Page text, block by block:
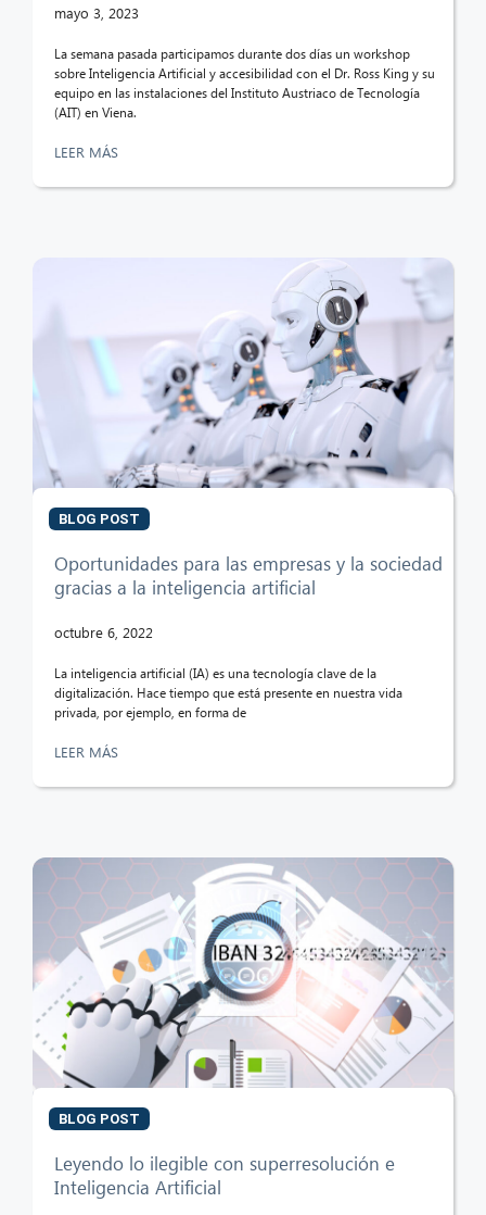
mayo 3, 2023
La semana pasada participamos durante dos días un workshop
sobre Inteligencia Artificial y accesibilidad con el Dr. Ross King y su
equipo en las instalaciones del Instituto Austriaco de Tecnología
(AIT) en Viena.
LEER MÁS
BLOG POST
Oportunidades para las empresas y la sociedad
gracias a la inteligencia artificial
octubre 6, 2022
La inteligencia artificial (IA) es una tecnología clave de la
digitalización. Hace tiempo que está presente en nuestra vida
privada, por ejemplo, en forma de
LEER MÁS
BLOG POST
Leyendo lo ilegible con superresolución e
Inteligencia Artificial